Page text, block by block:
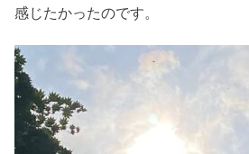
感じたかったのです。